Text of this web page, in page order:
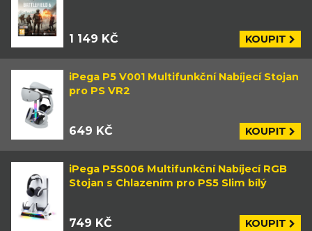
1 149 KČ KOUPIT
iPega P5 V001 Multifunkční Nabíjecí Stojan
pro PS VR2
649 KČ KOUPIT
iPega P5S006 Multifunkční Nabíjecí RGB
Stojan s Chlazením pro PS5 Slim bílý
749 KČ KOUPIT